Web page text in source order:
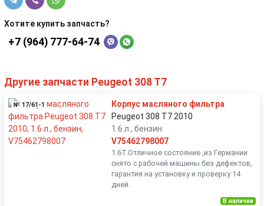
Хотите купить запчасть?
+7 (964) 777-64-74
Другие запчасти Peugeot 308 T7
№ 17/61-1
Корпус масляного фильтра
Peugeot 308 T7 2010
1.6 л., бензин
V75462798007
1.6T.Отличное состояние ,из Германии
снято с рабочей машины без дефектов,
гарантия на установку и проверку 14
дней.
В наличии